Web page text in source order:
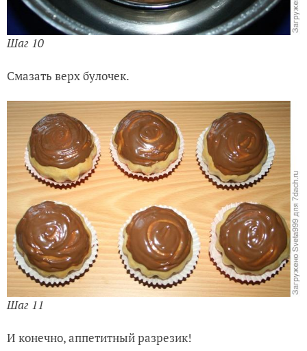
Шаг 10
Смазать верх булочек.
Шаг 11
И конечно, аппетитный разрезик!